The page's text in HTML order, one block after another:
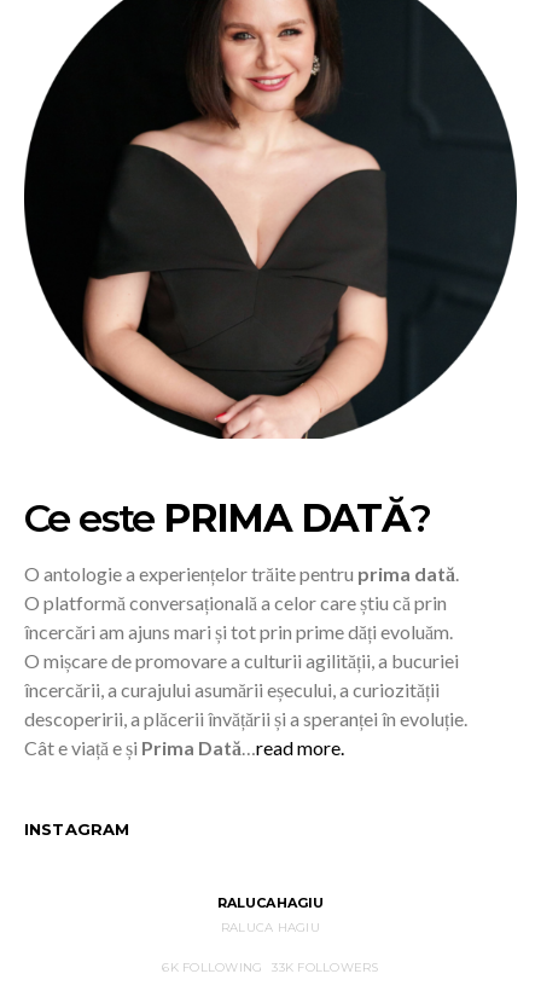
Ce este PRIMA DATĂ?
O antologie a experiențelor trăite pentru prima dată.
O platformă conversațională a celor care știu că prin
încercări am ajuns mari și tot prin prime dăți evoluăm.
O mișcare de promovare a culturii agilității, a bucuriei
încercării, a curajului asumării eșecului, a curiozității
descoperirii, a plăcerii învățării și a speranței în evoluție.
Cât e viață e și Prima Dată…read more.
INSTAGRAM
RALUCAHAGIU
RALUCA HAGIU
6KFOLLOWING 33K FOLLOWERS